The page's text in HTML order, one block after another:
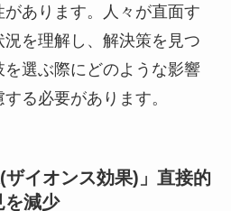
あります。人々が直面す
を理解し、解決策を見つ
選ぶ際にどのような影響
る必要があります。
イオンス効果)」直接的
を減少